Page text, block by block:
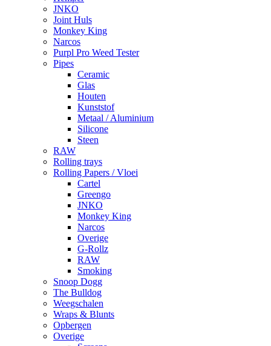
JNKO
Joint Huls
Monkey King
Narcos
Purpl Pro Weed Tester
Pipes
Ceramic
Glas
Houten
Kunststof
Metaal / Aluminium
Silicone
Steen
RAW
Rolling trays
Rolling Papers / Vloei
Cartel
Greengo
JNKO
Monkey King
Narcos
Overige
G-Rollz
RAW
Smoking
Snoop Dogg
The Bulldog
Weegschalen
Wraps & Blunts
Opbergen
Overige